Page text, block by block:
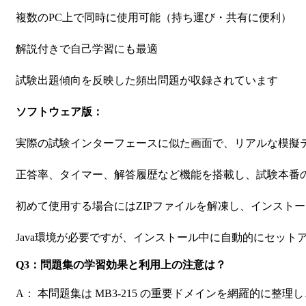
複数のPC上で同時に使用可能（持ち運び・共有に便利）
解説付きで自己学習にも最適
試験出題傾向を反映した頻出問題が収録されています
ソフトウェア版：
実際の試験インターフェースに似た画面で、リアルな模擬
正答率、タイマー、解答履歴など機能を搭載し、試験本番
初めて使用する場合にはZIPファイルを解凍し、インスト
Java環境が必要ですが、インストール中に自動的にセット
Q3：問題集の学習効果と利用上の注意は？
A： 本問題集は MB3-215 の重要ドメインを網羅的に整理